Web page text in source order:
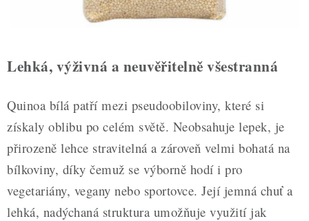
ZNAČKY
Nepřevzetí zásilky na dobírku
Obchodní podmínky
Hodnocení obchodu
Lehká, výživná a neuvěřitelně všestranná
Quinoa bílá patří mezi pseudoobiloviny, které si
získaly oblibu po celém světě. Neobsahuje lepek, je
přirozeně lehce stravitelná a zároveň velmi bohatá na
bílkoviny, díky čemuž se výborně hodí i pro
vegetariány, vegany nebo sportovce. Její jemná chuť a
lehká, nadýchaná struktura umožňuje využití jak